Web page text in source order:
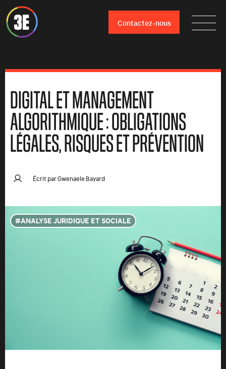
Contactez-nous
DIGITAL ET MANAGEMENT
ALGORITHMIQUE : OBLIGATIONS
LÉGALES, RISQUES ET PRÉVENTION
Écrit parGwenaele Bayard
ANALYSE JURIDIQUE ET SOCIALE